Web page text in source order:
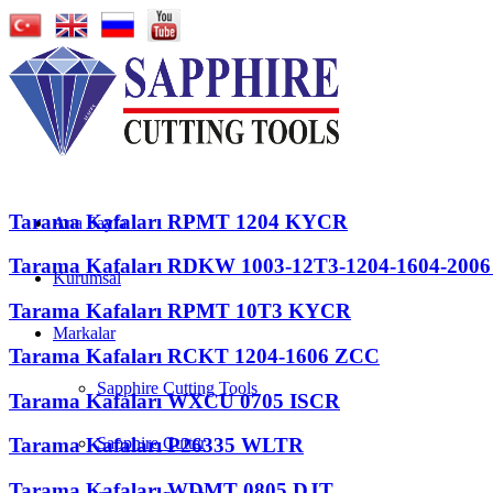
Ana Sayfa
Kurumsal
Markalar
Sapphire Cutting Tools
Sapphire Cutter
Tarama Kafaları RPMT 1204 KYCR
Tarama Kafaları RDKW 1003-12T3-1204-1604-
Tarama Kafaları RPMT 10T3 KYCR
Tarama Kafaları RCKT 1204-1606 ZCC
Tarama Kafaları WXCU 0705 ISCR
Tarama Kafaları P26335 WLTR